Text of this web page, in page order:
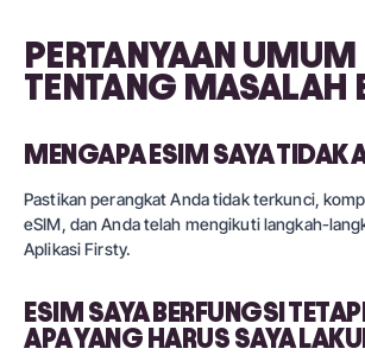
PERTANYAAN UMUM
TENTANG MASALAH
MENGAPA ESIM SAYA TIDAK
Pastikan perangkat Anda tidak terkunci,
eSIM, dan Anda telah mengikuti langkah-
Aplikasi Firsty.
ESIM SAYA BERFUNGSI
APA YANG HARUS SAYA